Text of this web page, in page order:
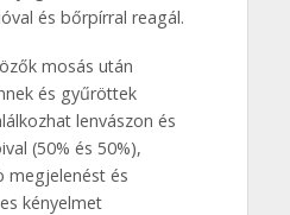
és bőrpírral reagál.
mosás után
és gyűröttek
lenvászon és
(50% és 50%),
megjelenést és
kényelmet